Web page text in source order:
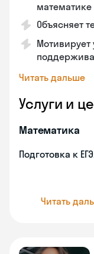
математике
Объясняет
Мотивирует
Читать дальше
Услуги и
Математика
Подготовка к
Читать